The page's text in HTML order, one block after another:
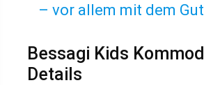
– vor allem mit dem
Bessagi Kids
Details